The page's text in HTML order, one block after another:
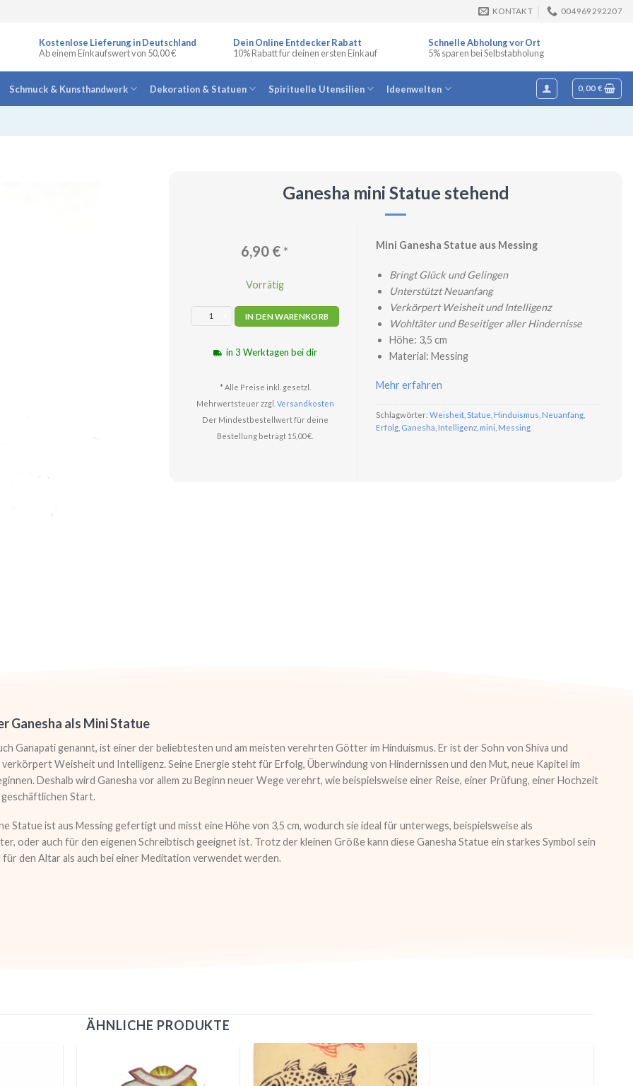
KONTAKT 004969292207
Kostenlose Lieferung in Deutschland
Ab einem Einkaufswert von 50,00 €
Dein Online Entdecker Rabatt
10% Rabatt für deinen ersten Einkauf
Schnelle Abholung vor Ort
5% sparen bei Selbstabholung
Schmuck & Kunsthandwerk Dekoration & Statuen Spirituelle Utensilien Ideenwelten 0,00 €
Ganesha mini Statue stehend
6,90 €*
Vorrätig
Ganesha mini Statue stehend Menge
IN DEN WARENKORB
in 3 Werktagen bei dir
* Alle Preise inkl. gesetzl.
Mehrwertsteuer zzgl. Versandkosten
Der Mindestbestellwert für deine
Bestellung beträgt 15,00 €.
Mini Ganesha Statue aus Messing
Bringt Glück und Gelingen
Unterstützt Neuanfang
Verkörpert Weisheit und Intelligenz
Wohltäter und Beseitiger aller Hindernisse
Höhe: 3,5 cm
Material: Messing
Mehr erfahren
Schlagwörter:Weisheit ,Statue Hinduismus Neuanfang
Erfolg Ganesha Intelligenz mini Messing
Ganesha als Mini Statue
Ganapati genannt, ist einer der beliebtesten und am meisten verehrten Götter im Hinduismus. Er ist der Sohn von Shiva und
verkörpert Weisheit und Intelligenz. Seine Energie steht für Erfolg, Überwindung von Hindernissen und den Mut, neue Kapitel im
Deshalb wird Ganesha vor allem zu Beginn neuer Wege verehrt, wie beispielsweise einer Reise, einer Prüfung, einer Hochzeit
Start.
Statue ist aus Messing gefertigt und misst eine Höhe von 3,5 cm, wodurch sie ideal für unterwegs, beispielsweise als
oder auch für den eigenen Schreibtisch geeignet ist. Trotz der kleinen Größe kann diese Ganesha Statue ein starkes Symbol sein
den Altar als auch bei einer Meditation verwendet werden.
ÄHNLICHE PRODUKTE